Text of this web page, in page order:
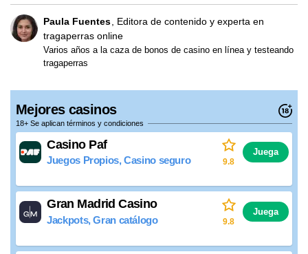
Paula Fuentes
Editora de contenido y experta en
tragaperras online
Varios años a la caza de bonos de casino en línea y testeando
tragaperras
Mejores casinos
18+ Se aplican términos y condiciones
Casino Paf
Juegos Propios, Casino seguro 9.8
Juega
Gran Madrid Casino
Jackpots, Gran catálogo 9.8
Juega